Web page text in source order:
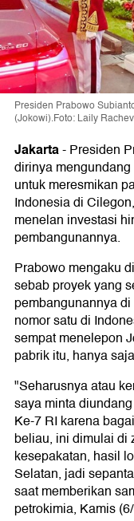
Presiden Prabowo
(Jokowi).Foto: Laily
Jakarta-Presiden
dirinya
untuk meresmikan
Indonesia di
menelan investasi
pembangunannya.
Prabowo mengaku
sebab proyek yang
pembangunannya
nomor satu di
sempat menelepon
pabrik itu, hanya
"Seharusnya atau
saya minta
Ke-7 RI karena
beliau, ini dimulai di
kesepakatan, hasil
Selatan, jadi
saat memberikan
petrokimia, Kamis